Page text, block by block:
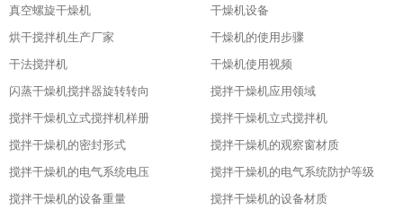
真空螺旋干燥机
干燥机设备
烘干搅拌机生产厂家
干燥机的使用步骤
干法搅拌机
干燥机使用视频
闪蒸干燥机搅拌器旋转转向
搅拌干燥机应用领域
搅拌干燥机立式搅拌机样册
搅拌干燥机立式搅拌机
搅拌干燥机的密封形式
搅拌干燥机的观察窗材质
搅拌干燥机的电气系统电压
搅拌干燥机的电气系统防护等级
搅拌干燥机的设备重量
搅拌干燥机的设备材质